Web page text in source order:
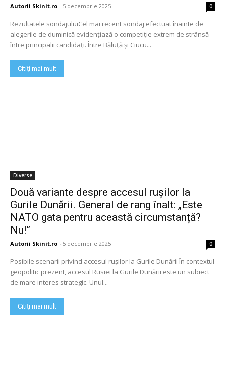
Autorii Skinit.ro - 5 decembrie 2025 0
Rezultatele sondajuluiCel mai recent sondaj efectuat înainte de
alegerile de duminică evidențiază o competiție extrem de strânsă
între principalii candidați. Între Băluță și Ciucu...
Citiți mai mult
Diverse
Două variante despre accesul rușilor la
Gurile Dunării. General de rang înalt: „Este
NATO gata pentru această circumstanță?
Nu!”
Autorii Skinit.ro - 5 decembrie 2025 0
Posibile scenarii privind accesul rușilor la Gurile Dunării În contextul
geopolitic prezent, accesul Rusiei la Gurile Dunării este un subiect
de mare interes strategic. Unul...
Citiți mai mult